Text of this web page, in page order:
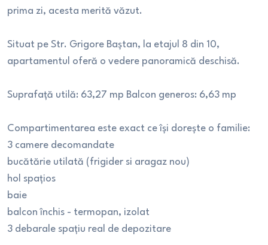
prima zi, acesta merită văzut.
Situat pe Str. Grigore Baștan, la etajul 8 din 10,
apartamentul oferă o vedere panoramică deschisă.
Suprafață utilă: 63,27 mp Balcon generos: 6,63 mp
Compartimentarea este exact ce își dorește o familie:
3 camere decomandate
bucătărie utilată (frigider si aragaz nou)
hol spațios
baie
balcon închis - termopan, izolat
3 debarale spațiu real de depozitare